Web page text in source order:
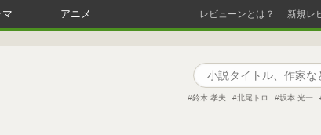
マ アニメ レビューンとは？ 新規レ
鈴木 孝夫 北尾トロ 坂本 光一